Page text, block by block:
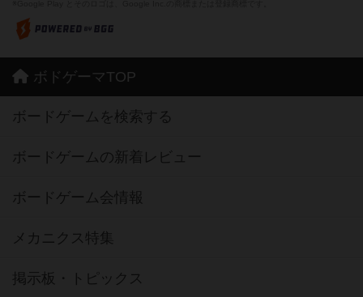
ボドゲーマTOP
ボードゲームを検索する
ボードゲームの新着レビュー
ボードゲーム会情報
メカニクス特集
掲示板・トピックス